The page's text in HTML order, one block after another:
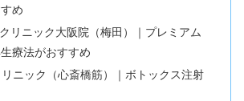
め
リニック大阪院（梅田）｜プレミアム
療法がおすすめ
ニック（心斎橋筋）｜ボトックス注射